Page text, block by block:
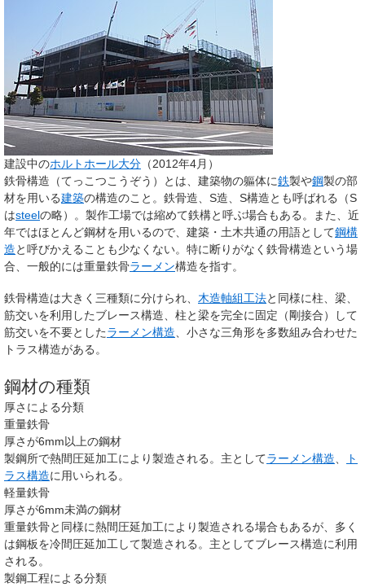
建設中のホルトホール大分 （2012年4月）
鉄骨構造 （てっこつこうぞう）とは、建築物の軀体に鉄製や鋼製の部
材を用いる建築の構造のこと。 鉄骨造 S造 S構造とも呼ばれる（S
はsteelの略）。製作工場では縮めて鉄構と呼ぶ場合もある。また、近
年ではほとんど鋼材を用いるので、建築・土木共通の用語として鋼構
造と呼びかえることも少なくない。特に断りがなく鉄骨構造という場
合、一般的には重量鉄骨ラーメン構造を指す。
鉄骨構造は大きく三種類に分けられ、 木造軸組工法と同様に柱、梁、
筋交いを利用したブレース構造、柱と梁を完全に固定（剛接合）して
筋交いを不要としたラーメン構造、小さな三角形を多数組み合わせた
トラス構造がある。
鋼材の種類
厚さによる分類
重量鉄骨
厚さが6mm以上の鋼材
製鋼所で熱間圧延加工により製造される。主としてラーメン構造
ト
ラス構造に用いられる。
軽量鉄骨
厚さが6mm未満の鋼材
重量鉄骨と同様に熱間圧延加工により製造される場合もあるが、多く
は鋼板を冷間圧延加工して製造される。主としてブレース構造に利用
される。
製鋼工程による分類